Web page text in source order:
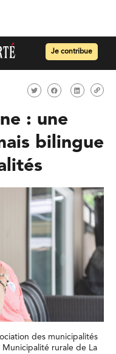
Je contribue
: une
bilingue
des municipalités
rurale de La